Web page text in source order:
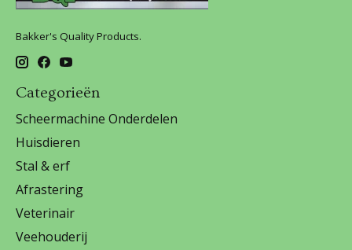
Bakker's Quality Products.
Categorieën
Scheermachine Onderdelen
Huisdieren
Stal & erf
Afrastering
Veterinair
Veehouderij